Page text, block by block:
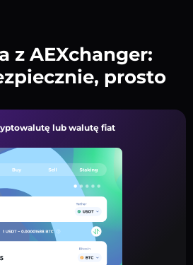
z AEXchanger:
prosto
lub walutę fiat